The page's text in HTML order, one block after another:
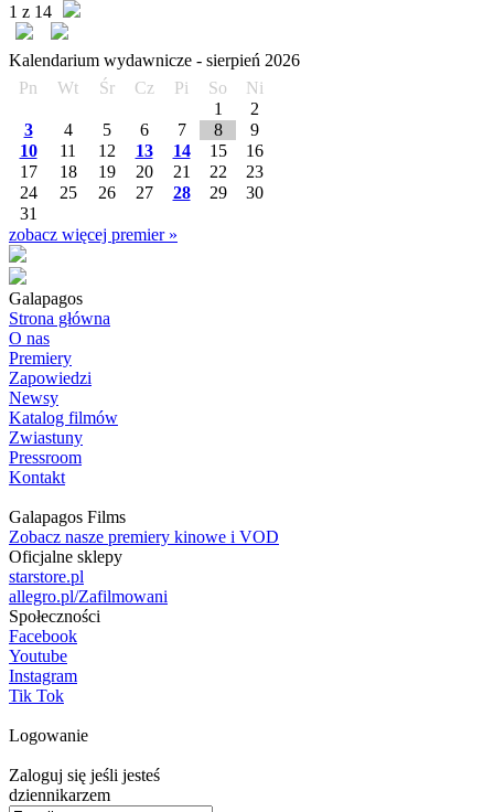
1 z 14
Kalendarium wydawnicze - sierpień 2026
Pn
Wt Śr Cz Pi So
Ni
1
2
3
4 5 6 7 8
9
10
11 12 13 14 15
16
17
18 19 20 21 22
23
24
25 26 27 28 29
30
31
zobacz więcej premier »
Galapagos
Strona główna
O nas
Premiery
Zapowiedzi
Newsy
Katalog filmów
Zwiastuny
Pressroom
Kontakt
Galapagos Films
Zobacz nasze premiery kinowe i VOD
Oficjalne sklepy
starstore.pl
allegro.pl/Zafilmowani
Społeczności
Facebook
Youtube
Instagram
Tik Tok
Logowanie
Zaloguj się jeśli jesteś
dziennikarzem